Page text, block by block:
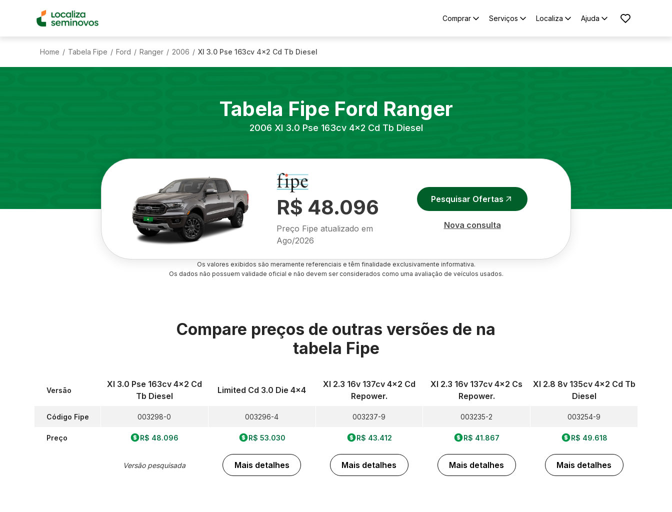
Comprar Serviços Localiza Ajuda
Home / Tabela Fipe / Ford / Ranger / 2006 / Xl 3.0 Pse 163cv 4x2 Cd Tb Diesel
Tabela Fipe Ford Ranger
2006 Xl 3.0 Pse 163cv 4x2 Cd Tb Diesel
R$ 48.096
Preço Fipe atualizado em
Ago/2026
Pesquisar Ofertas
Nova consulta
Os valores exibidos são meramente referenciais e têm finalidade exclusivamente informativa.
Os dados não possuem validade oficial e não devem ser considerados como uma avaliação de veículos usados.
Compare preços de outras versões de na
tabela Fipe
Versão
Código Fipe
Preço
Xl 3.0 Pse 163cv 4x2 Cd
Tb Diesel
003298-0
R$ 48.096
Versão pesquisada
Limited Cd 3.0 Die 4x4
003296-4
R$ 53.030
Mais detalhes
Xl 2.3 16v 137cv 4x2 Cd
Repower.
003237-9
R$ 43.412
Mais detalhes
Xl 2.3 16v 137cv 4x2 Cs
Repower.
003235-2
R$ 41.867
Mais detalhes
Xl 2.8 8v 135cv 4x2 Cd Tb
Diesel
003254-9
R$ 49.618
Mais detalhes